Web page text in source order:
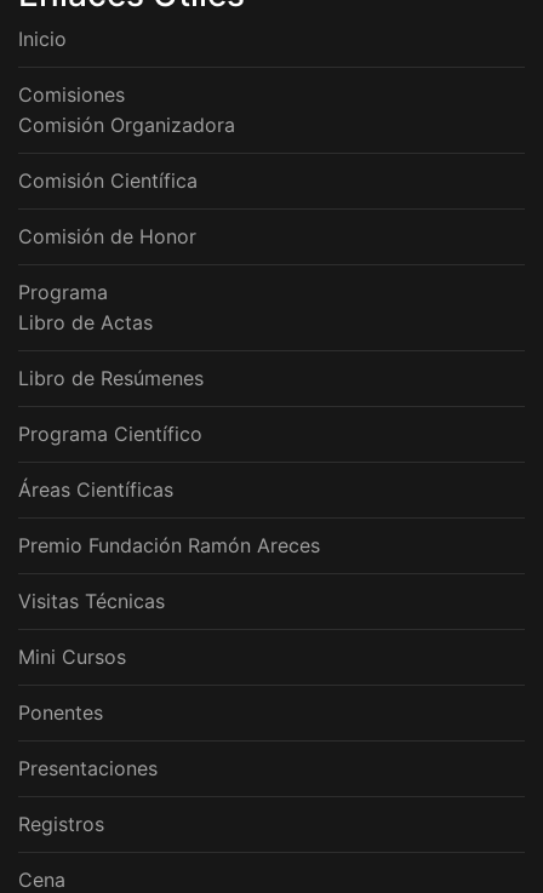
Inicio
Comisiones
Comisión Organizadora
Comisión Científica
Comisión de Honor
Programa
Libro de Actas
Libro de Resúmenes
Programa Científico
Áreas Científicas
Premio Fundación Ramón Areces
Visitas Técnicas
Mini Cursos
Ponentes
Presentaciones
Registros
Cena